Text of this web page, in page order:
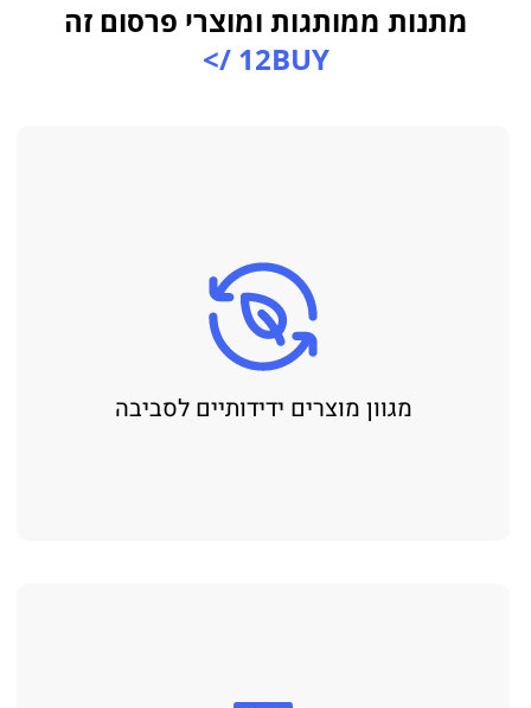
מתנות ממותגות ומוצרי פרסום זה
12BUY />
מגוון מוצרים ידידותיים לסביבה